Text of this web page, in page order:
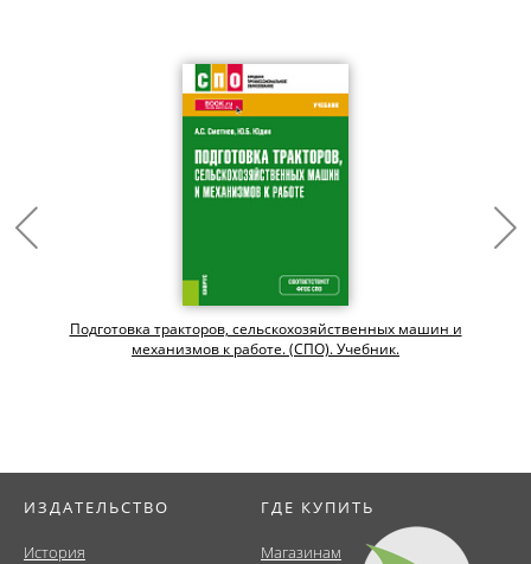
Подготовка тракторов, сельскохозяйственных машин и
механизмов к работе. (СПО). Учебник.
ИЗДАТЕЛЬСТВО
История
ГДЕ КУПИТЬ
Магазинам